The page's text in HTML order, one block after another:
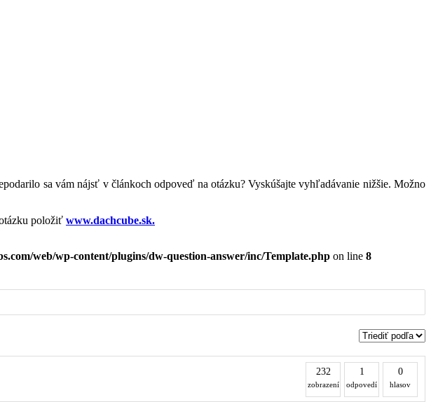
sa vám nájsť v článkoch odpoveď na otázku? Vyskúšajte vyhľadávanie nižšie. Možno
položiť www.dachcube.sk.
web/wp-content/plugins/dw-question-answer/inc/Template.php on line 8
232
zobrazení
1
odpovedí
0
hlasov